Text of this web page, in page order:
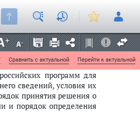
Сравнить с актуальной Перейти к актуальной
N 1236)
российских программ для
сведений, условия их
принятия решения о
и порядок определения